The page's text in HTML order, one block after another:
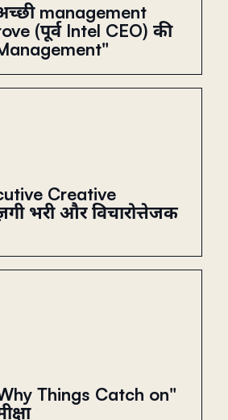
management
(पूर्व Intel CEO) की
Creative
भरी और विचारोत्तेजक
Things Catch on"